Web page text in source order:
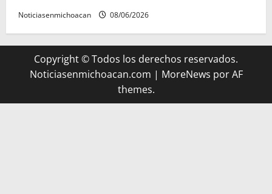
Noticiasenmichoacan 08/06/2026
Copyright © Todos los derechos reservados.
Noticiasenmichoacan.com | MoreNews por AF
themes.